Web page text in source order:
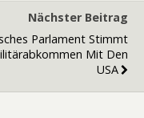
Nächster Beitrag
Parlament Stimmt
Mit Den
USA